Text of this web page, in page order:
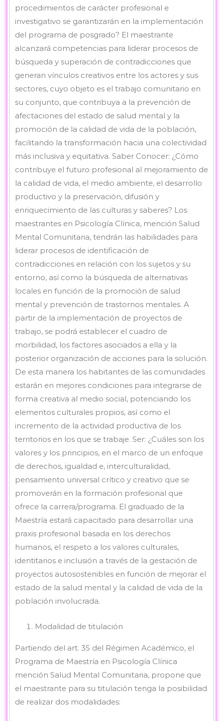
procedimientos de carácter profesional e
investigativo se garantizarán en la implementación
del programa de posgrado? El maestrante
alcanzará competencias para liderar procesos de
búsqueda y superación de contradicciones que
generan vínculos creativos entre los actores y sus
sectores, cuyo objeto es el trabajo comunitario en
su conjunto, que contribuya a la prevención de
afectaciones del estado de salud mental y la
promoción de la calidad de vida de la población,
facilitando la transformación hacia una colectividad
más inclusiva y equitativa. Saber Conocer: ¿Cómo
contribuye el futuro profesional al mejoramiento de
la calidad de vida, el medio ambiente, el desarrollo
productivo y la preservación, difusión y
enriquecimiento de las culturas y saberes? Los
maestrantes en Psicología Clínica, mención Salud
Mental Comunitaria, tendrán las habilidades para
liderar procesos de identificación de
contradicciones en relación con los sujetos y su
entorno, así como la búsqueda de alternativas
locales en función de la promoción de salud
mental y prevención de trastornos mentales. A
partir de la implementación de proyectos de
trabajo, se podrá establecer el cuadro de
morbilidad, los factores asociados a ella y la
posterior organización de acciones para la solución.
De esta manera los habitantes de las comunidades
estarán en mejores condiciones para integrarse de
forma creativa al medio social, potenciando los
elementos culturales propios, así como el
incremento de la actividad productiva de los
territorios en los que se trabaje. Ser: ¿Cuáles son los
valores y los principios, en el marco de un enfoque
de derechos, igualdad e, interculturalidad,
pensamiento universal crítico y creativo que se
promoverán en la formación profesional que
ofrece la carrera/programa. El graduado de la
Maestría estará capacitado para desarrollar una
praxis profesional basada en los derechos
humanos, el respeto a los valores culturales,
identitarios e inclusión a través de la gestación de
proyectos autosostenibles en función de mejorar el
estado de la salud mental y la calidad de vida de la
población involucrada.
Modalidad de titulación
Partiendo del art. 35 del Régimen Académico, el
Programa de Maestría en Psicología Clínica
mención Salud Mental Comunitaria, propone que
el maestrante para su titulación tenga la posibilidad
de realizar dos modalidades: